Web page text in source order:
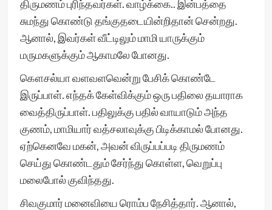
திருமணம் புரிந்தவர்கள். வாழ்க்கை.. இன்பத்தை
சுமந்து கொண்டு தங்குதடையின்றிதான் சென்றது.
ஆனால், இவர்கள் வீட்டிலும் மாமி யாருக்கும்
மருமகளுக்கும் ஆகாமலே போனது.
கௌசல்யா வளவளவென்று பேசிக் கொண்டே
இருப்பாள். எந்தக் கேள்விக்கும் ஒரு பதிலை தயாராக
வைத்திருப்பாள். பதிலுக்கு பதில் வாயாடும் அந்த
குணம், மாமியார் வத்சலாவுக்கு பிடிக்காமல் போனது.
ஏற்கெனவே மகன், அவன் விருப்பப்படி திருமணம்
செய்து கொண்டதும் சேர்ந்து கொள்ள, வெறுப்பு
மலைபோல் குவிந்தது.
சிவகுமார் மனைவியை ரொம்ப நேசித்தார். ஆனால்,